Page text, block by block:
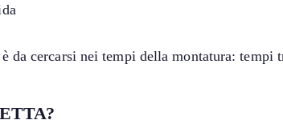
da cercarsi nei tempi della montatura: